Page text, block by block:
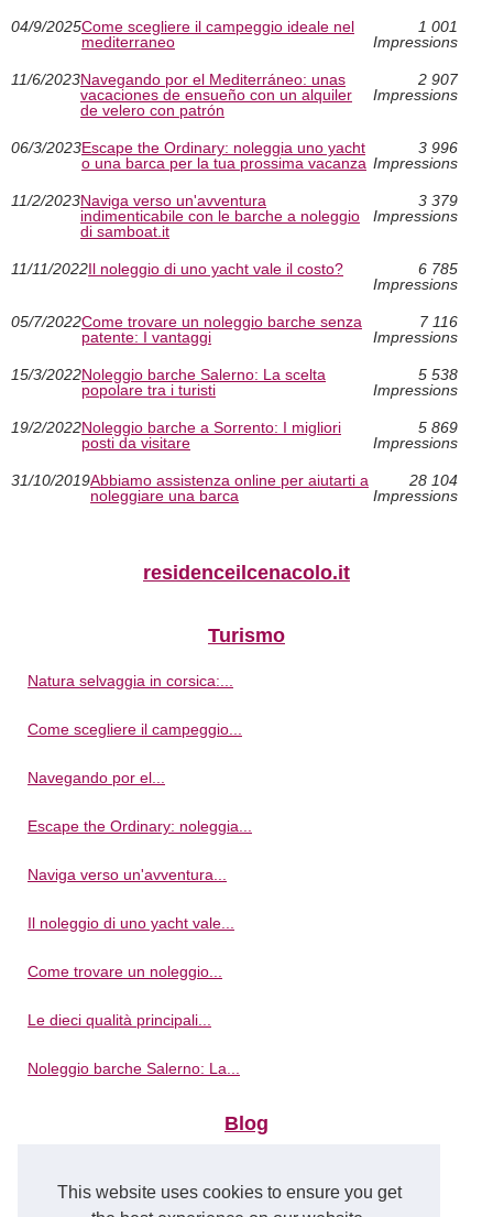
This website uses cookies to ensure you get
04/9/2025Come scegliere il campeggio ideale nel
mediterraneo
1 001
Impressions
11/6/2023Navegando por el Mediterráneo: unas
vacaciones de ensueño con un alquiler
de velero con patrón
2 907
Impressions
06/3/2023Escape the Ordinary: noleggia uno yacht
o una barca per la tua prossima vacanza
3 996
Impressions
11/2/2023Naviga verso un'avventura
indimenticabile con le barche a noleggio
di samboat.it
3 379
Impressions
11/11/2022Il noleggio di uno yacht vale il costo?
6 785
Impressions
05/7/2022Come trovare un noleggio barche senza
patente: I vantaggi
7 116
Impressions
15/3/2022Noleggio barche Salerno: La scelta
popolare tra i turisti
5 538
Impressions
19/2/2022Noleggio barche a Sorrento: I migliori
posti da visitare
5 869
Impressions
31/10/2019Abbiamo assistenza online per aiutarti a
noleggiare una barca
28 104
Impressions
residenceilcenacolo.it
Turismo
Natura selvaggia in corsica:...
Come scegliere il campeggio...
Navegando por el...
Escape the Ordinary: noleggia...
Naviga verso un'avventura...
Il noleggio di uno yacht vale...
Come trovare un noleggio...
Le dieci qualità principali...
Noleggio barche Salerno: La...
Blog